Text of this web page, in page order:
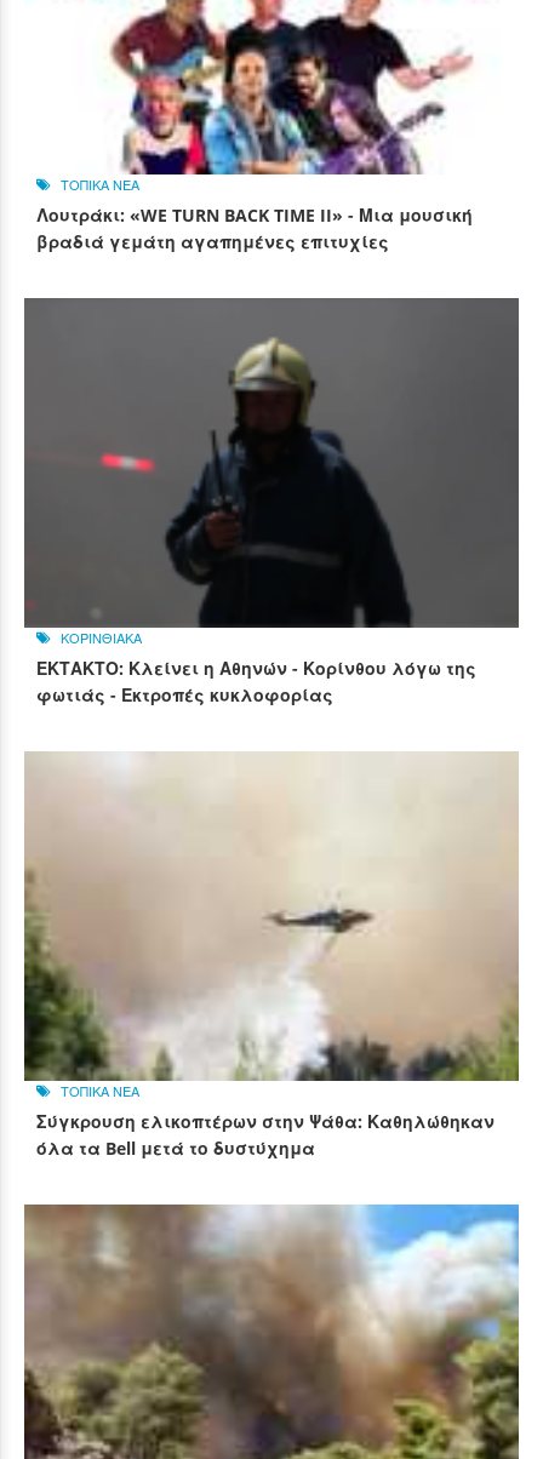
ΤΟΠΙΚΑ ΝΕΑ
Λουτράκι: «WE TURN BACK TIME II» - Μια μουσική
βραδιά γεμάτη αγαπημένες επιτυχίες
ΚΟΡΙΝΘΙΑΚΑ
ΕΚΤΑΚΤΟ: Κλείνει η Αθηνών - Κορίνθου λόγω της
φωτιάς - Εκτροπές κυκλοφορίας
ΤΟΠΙΚΑ ΝΕΑ
Σύγκρουση ελικοπτέρων στην Ψάθα: Καθηλώθηκαν
όλα τα Bell μετά το δυστύχημα